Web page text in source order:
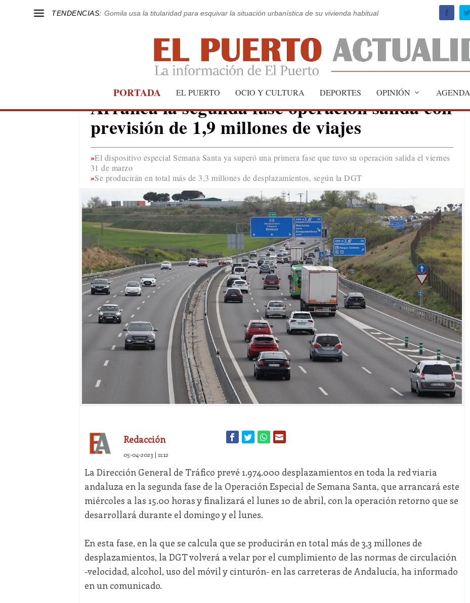
TENDENCIAS: Gomila usa la titularidad para esquivar la situación urbanística de su vivienda habitual
PORTADA EL PUERTO OCIO Y CULTURA DEPORTES OPINIÓN AGENDA
ANDALUCÍA
Arranca la segunda fase operación salida con
previsión de 1,9 millones de viajes
El dispositivo especial Semana Santa ya superó una primera fase que tuvo su operación salida el viernes
31 de marzo
Se producirán en total más de 3,3 millones de desplazamientos, según la DGT
Redacción
05-04-2023 | 11:12
La Dirección General de Tráfico prevé 1.974.000 desplazamientos en toda la red viaria
andaluza en la segunda fase de la Operación Especial de Semana Santa, que arrancará este
miércoles a las 15.00 horas y finalizará el lunes 10 de abril, con la operación retorno que se
desarrollará durante el domingo y el lunes.
En esta fase, en la que se calcula que se producirán en total más de 3,3 millones de
desplazamientos, la DGT volverá a velar por el cumplimiento de las normas de circulación
-velocidad, alcohol, uso del móvil y cinturón- en las carreteras de Andalucía, ha informado
en un comunicado.